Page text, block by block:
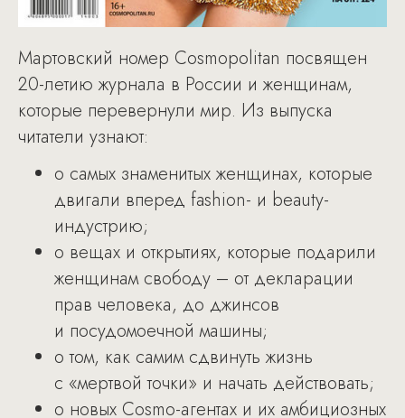
Мартовский номер Cosmopolitan посвящен
20-летию журнала в России и женщинам,
которые перевернули мир. Из выпуска
читатели узнают:
о самых знаменитых женщинах, которые
двигали вперед fashion- и beauty-
индустрию;
о вещах и открытиях, которые подарили
женщинам свободу – от декларации
прав человека, до джинсов
и посудомоечной машины;
о том, как самим сдвинуть жизнь
с «мертвой точки» и начать действовать;
о новых Cosmo-агентах и их амбициозных